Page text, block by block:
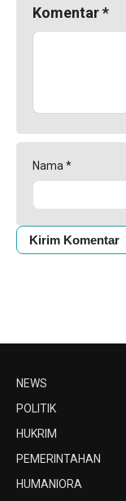
Komentar*
Nama *
NEWS
POLITIK
HUKRIM
PEMERINTAHAN
HUMANIORA